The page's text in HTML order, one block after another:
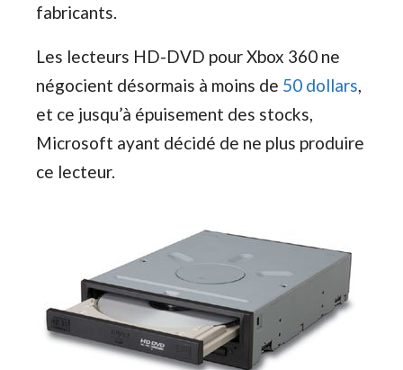
fabricants.
Les lecteurs HD-DVD pour Xbox 360 ne
négocient désormais à moins de 50 dollars,
et ce jusqu’à épuisement des stocks,
Microsoft ayant décidé de ne plus produire
ce lecteur.